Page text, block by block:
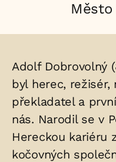
Životopis
osoby/osob
uložených
v
hrobu:
Adolf Dobrovolný
byl herec, režisér,
překladatel a
nás. Narodil se v
Hereckou kariéru
kočovných